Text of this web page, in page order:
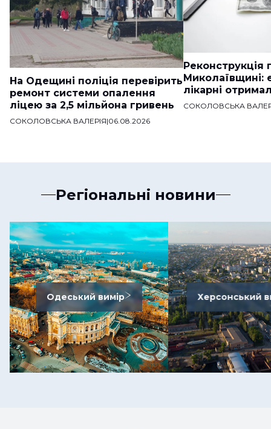
На Одещині поліція перевірить
ремонт системи опалення
ліцею за 2,5 мільйона гривень
СОКОЛОВСЬКА ВАЛЕРІЯ|06.08.2026
Реконструкція
Миколаївщині:
лікарні
СОКОЛОВСЬКА
Регіональні новини
Одеський вимір Херсонський